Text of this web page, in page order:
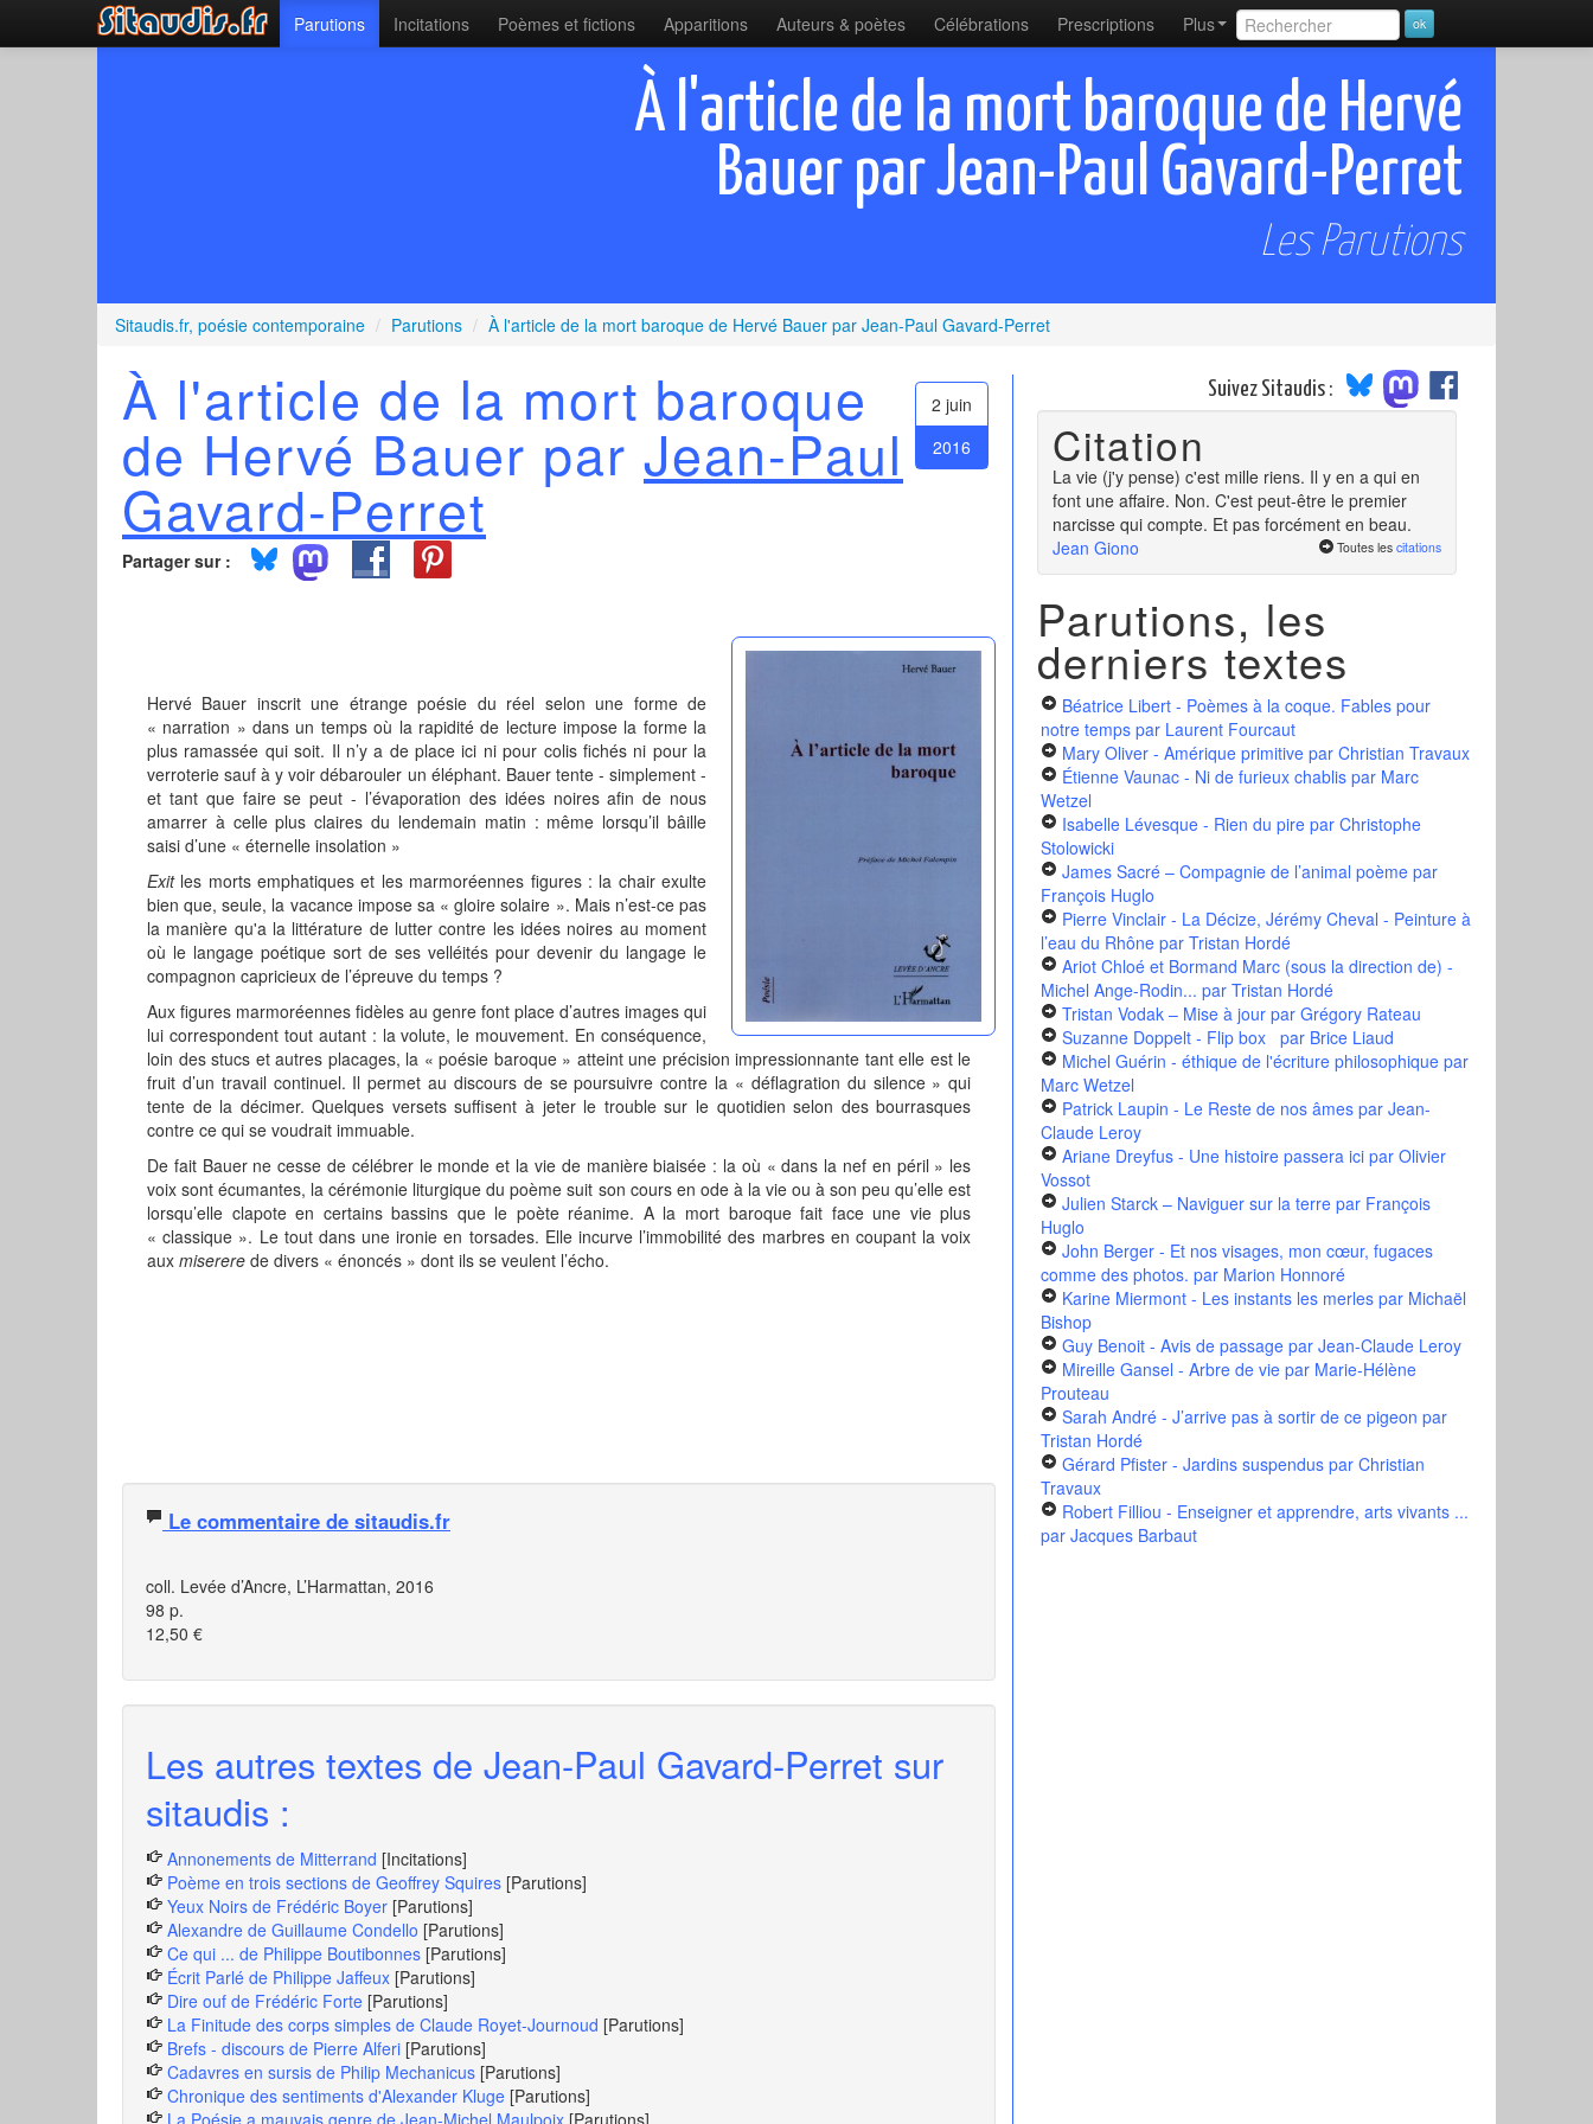
Parutions Incitations Poèmes et fictions Apparitions Auteurs & poètes Célébrations Prescriptions Plus
À l'article de la mort baroque de Hervé
Bauer par Jean-Paul Gavard-Perret
Les Parutions
Sitaudis.fr, poésie contemporaine / Parutions / À l'article de la mort baroque de Hervé Bauer par Jean-Paul Gavard-Perret
2 juin
2016
À l'article de la mort baroque
de Hervé Bauer par Jean-Paul
Gavard-Perret
Partager sur :
Hervé Bauer inscrit une étrange poésie du réel selon une forme de
« narration » dans un temps où la rapidité de lecture impose la forme la
plus ramassée qui soit. Il n’y a de place ici ni pour colis fichés ni pour la
verroterie sauf à y voir débarouler un éléphant. Bauer tente - simplement -
et tant que faire se peut - l’évaporation des idées noires afin de nous
amarrer à celle plus claires du lendemain matin : même lorsqu’il bâille
saisi d’une « éternelle insolation »
Exit les morts emphatiques et les marmoréennes figures : la chair exulte
bien que, seule, la vacance impose sa « gloire solaire ». Mais n’est-ce pas
la manière qu'a la littérature de lutter contre les idées noires au moment
où le langage poétique sort de sesvelléités pour devenir du langage le
compagnon capricieux de l’épreuve du temps ?
Aux figures marmoréennes fidèles au genre font place d’autres images qui
lui correspondent tout autant : la volute, le mouvement. En conséquence,
loin des stucs et autres placages, la « poésie baroque » atteint une précision impressionnante tant elle est le
fruit d’un travail continuel. Il permet au discours de se poursuivre contre la « déflagration du silence » qui
tente de la décimer. Quelques versets suffisent à jeter le trouble sur le quotidien selon des bourrasques
contre ce qui se voudrait immuable.
De fait Bauer ne cesse de célébrer le monde et la vie de manière biaisée : la où « dans la nef en péril » les
voix sont écumantes, la cérémonie liturgique du poème suit son cours en ode à la vie ou à son peu qu’elle est
lorsqu’elle clapote en certains bassins que le poète réanime. A la mort baroque fait face une vie plus
« classique ». Le tout dans une ironie en torsades. Elle incurve l’immobilité des marbres en coupant la voix
aux miserere de divers « énoncés » dont ils se veulent l’écho.
Le commentaire de sitaudis.fr
coll. Levée d’Ancre, L’Harmattan, 2016
98 p.
12,50 €
Les autres textes de Jean-Paul Gavard-Perret sur
sitaudis :
Annonements de Mitterrand [Incitations]
Poème en trois sections de Geoffrey Squires [Parutions]
Yeux Noirs de Frédéric Boyer [Parutions]
Alexandre de Guillaume Condello [Parutions]
Ce qui ... de Philippe Boutibonnes [Parutions]
Écrit Parlé de Philippe Jaffeux [Parutions]
Dire ouf de Frédéric Forte [Parutions]
La Finitude des corps simples de Claude Royet-Journoud [Parutions]
Brefs - discours de Pierre Alferi [Parutions]
Cadavres en sursis de Philip Mechanicus [Parutions]
Chronique des sentiments d'Alexander Kluge [Parutions]
La Poésie a mauvais genre de Jean-Michel Maulpoix [Parutions]
Suivez Sitaudis :
Citation
La vie (j'y pense) c'est mille riens. Il y en a qui en
font une affaire. Non. C'est peut-être le premier
narcisse qui compte. Et pas forcément en beau.
Jean Giono
Toutes les citations
Parutions, les
derniers textes
Béatrice Libert - Poèmes à la coque. Fables pour
notre tempspar Laurent Fourcaut
Mary Oliver - Amérique primitivepar Christian Travaux
Étienne Vaunac - Ni de furieux chablispar Marc
Wetzel
Isabelle Lévesque - Rien du pirepar Christophe
Stolowicki
James Sacré – Compagnie de l’animal poèmepar
François Huglo
Pierre Vinclair - La Décize, Jérémy Cheval - Peinture à
l’eau du Rhônepar Tristan Hordé
Ariot Chloé et Bormand Marc (sous la direction de) -
Michel Ange-Rodin... par Tristan Hordé
Tristan Vodak – Mise à jourpar Grégory Rateau
Suzanne Doppelt - Flip box par Brice Liaud
Michel Guérin - éthique de l'écriture philosophiquepar
Marc Wetzel
Patrick Laupin - Le Reste de nos âmespar Jean-
Claude Leroy
Ariane Dreyfus - Une histoire passera icipar Olivier
Vossot
Julien Starck – Naviguer sur la terrepar François
Huglo
John Berger - Et nos visages, mon cœur, fugaces
comme des photos. par Marion Honnoré
Karine Miermont - Les instants les merlespar Michaël
Bishop
Guy Benoit - Avis de passagepar Jean-Claude Leroy
Mireille Gansel - Arbre de viepar Marie-Hélène
Prouteau
Sarah André - J’arrive pas à sortir de ce pigeon par
Tristan Hordé
Gérard Pfister - Jardins suspenduspar Christian
Travaux
Robert Filliou - Enseigner et apprendre, arts vivants ...
par Jacques Barbaut